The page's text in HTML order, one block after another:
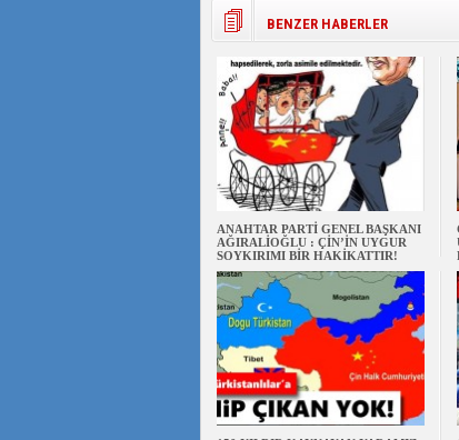
BENZER HABERLER
ANAHTAR PARTİ GENEL BAŞKANI
AĞIRALİOĞLU : ÇİN’İN UYGUR
SOYKIRIMI BİR HAKİKATTIR!